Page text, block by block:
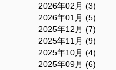
2026年02月 (3)
2026年01月 (5)
2025年12月 (7)
2025年11月 (9)
2025年10月 (4)
2025年09月 (6)